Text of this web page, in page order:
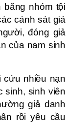
băng nhóm tội
cảnh sát giả
đóng giả
của nam sinh
cứu nhiều nạn
sinh, sinh viên
giả danh
rồi yêu cầu